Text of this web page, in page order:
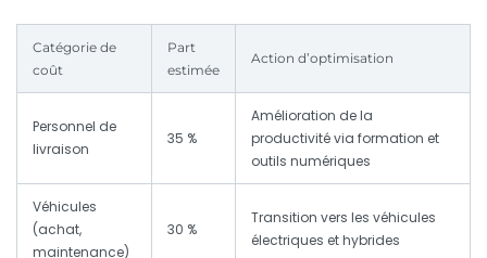
Catégorie de
coût
Part
estimée
Action d’optimisation
Personnel de
livraison
35 %
Amélioration de la
productivité via formation et
outils numériques
Véhicules
(achat,
maintenance)
30 %
Transition vers les véhicules
électriques et hybrides